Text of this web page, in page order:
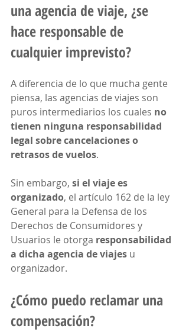
una agencia de viaje, ¿se
hace responsable de
cualquier imprevisto?
A diferencia de lo que mucha gente
piensa, las agencias de viajes son
puros intermediarios los cuales no
tienen ninguna responsabilidad
legal sobre cancelaciones o
retrasos de vuelos.
Sin embargo, si el viaje es
organizado, el artículo 162 de la ley
General para la Defensa de los
Derechos de Consumidores y
Usuarios le otorga responsabilidad
a dicha agencia de viajes u
organizador.
¿Cómo puedo reclamar una
compensación?